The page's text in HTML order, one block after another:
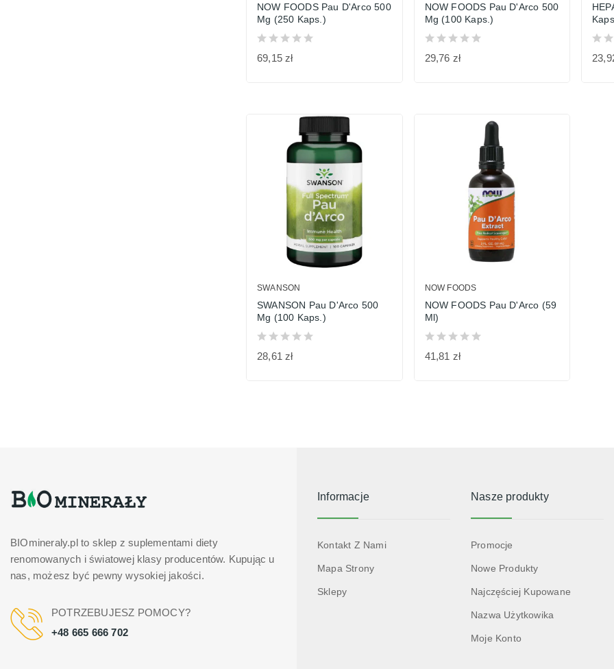
NOW FOODS Pau D'Arco 500
Mg (250 Kaps.)
69,15 zł
NOW FOODS Pau D'Arco 500
Mg (100 Kaps.)
29,76 zł
SWANSON
SWANSON Pau D'Arco 500
Mg (100 Kaps.)
28,61 zł
NOW FOODS
NOW FOODS Pau D'Arco (59
Ml)
41,81 zł
BIOmineraly.pl to sklep z suplementami diety
renomowanych i światowej klasy producentów. Kupując u
nas, możesz być pewny wysokiej jakości.
POTRZEBUJESZ POMOCY?
+48 665 666 702
Informacje
Kontakt Z Nami
Mapa Strony
Sklepy
Nasze produkty
Promocje
Nowe Produkty
Najczęściej Kupowane
Nazwa Użytkowika
Moje Konto